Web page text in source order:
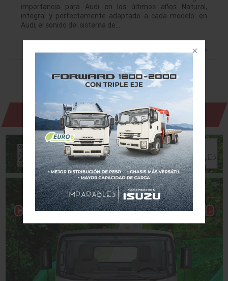
importancia para Audi en los últimos años Natural,
integral y perfectamente adaptado a cada modelo: en
Audi, el sonido del sistema de…
Leer más »
Revista Digital